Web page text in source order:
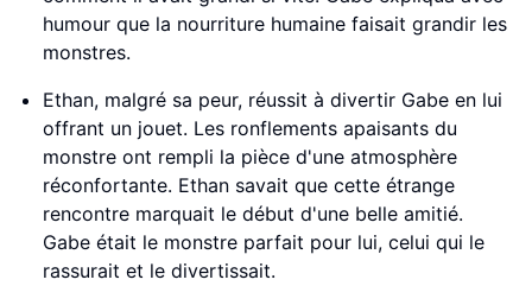
humour que la nourriture humaine faisait grandir les
monstres.
Ethan, malgré sa peur, réussit à divertir Gabe en lui
offrant un jouet. Les ronflements apaisants du
monstre ont rempli la pièce d'une atmosphère
réconfortante. Ethan savait que cette étrange
rencontre marquait le début d'une belle amitié.
Gabe était le monstre parfait pour lui, celui qui le
rassurait et le divertissait.